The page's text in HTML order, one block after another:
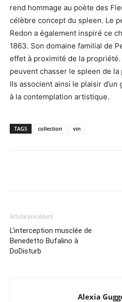
rend hommage au poète des
célèbre concept du spleen. Le
Redon a également inspiré ce
1863. Son domaine familial de
effet à proximité de la
peuvent chasser le spleen de
Ils associent ainsi le plaisir
à la contemplation artistique.
TAGS collection vin
Article précédent
L’interception musclée de
Benedetto Bufalino à
DoDisturb
Alexia